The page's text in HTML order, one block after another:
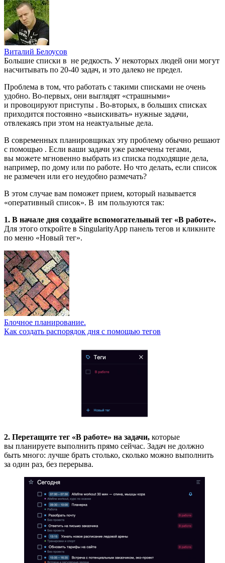
Виталий Белоусов
Большие списки в не редкость. У некоторых людей они могут
насчитывать по 20-40 задач, и это далеко не предел.
Проблема в том, что работать с такими списками не очень
удобно. Во-первых, они выглядят «страшными»
и провоцируют приступы . Во-вторых, в больших списках
приходится постоянно «выискивать» нужные задачи,
отвлекаясь при этом на неактуальные дела.
В современных планировщиках эту проблему обычно решают
с помощью . Если ваши задачи уже размечены тегами,
вы можете мгновенно выбрать из списка подходящие дела,
например, по дому или по работе. Но что делать, если список
не размечен или его неудобно размечать?
В этом случае вам поможет прием, который называется
«оперативный список». В им пользуются так:
1. В начале дня создайте вспомогательный тег «В работе».
Для этого откройте в SingularityApp панель тегов и кликните
по меню «Новый тег».
Блочное планирование.
Как создать распорядок дня с помощью тегов
2. Перетащите тег «В работе» на задачи, которые
вы планируете выполнить прямо сейчас. Задач не должно
быть много: лучше брать столько, сколько можно выполнить
за один раз, без перерыва.